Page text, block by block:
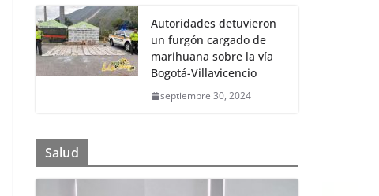
Autoridades detuvieron
un furgón cargado de
marihuana sobre la vía
Bogotá-Villavicencio
septiembre 30, 2024
Salud